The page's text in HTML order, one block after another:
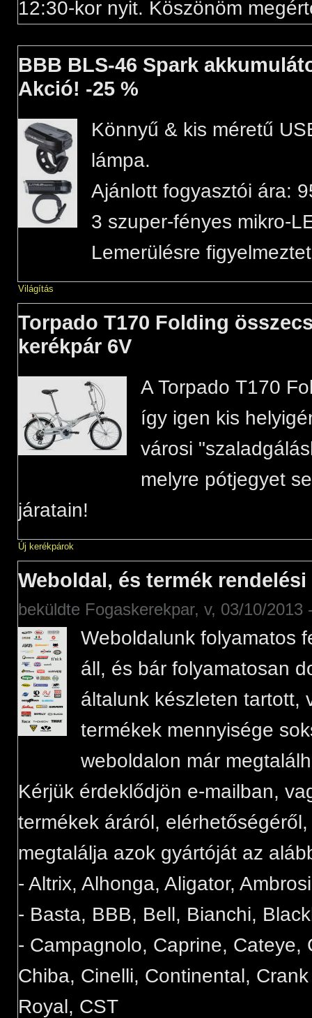
12:30-kor nyit. Köszönöm
BBB BLS-46 Spark
Akció! -25 %
Könnyű & kis méretű
lámpa.
Ajánlott fogyasztói ára:
3 szuper-fényes mikro-
Lemerülésre
Világítás
Torpado T170 Folding
kerékpár 6V
A Torpado T170
így igen kis
városi
melyre pótjegyet
járatain!
Új kerékpárok
Weboldal, és termék
beküldte Fogaskerekpar, v, 03/10/2013
Weboldalunk folyamatos
áll, és bár folyamatosan
általunk készleten tartott,
termékek mennyisége
weboldalon már
Kérjük érdeklődjön e-mailban,
termékek áráról,
megtalálja azok gyártóját az
- Altrix, Alhonga, Aligator,
- Basta, BBB, Bell, Bianchi,
- Campagnolo, Caprine, Cateye,
Chiba, Cinelli, Continental,
Royal, CST